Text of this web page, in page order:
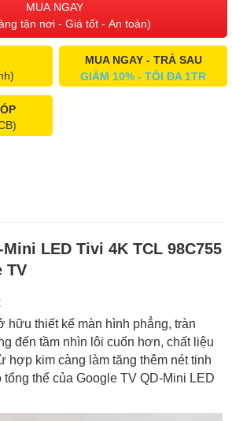
MUA NGAY
tận nơi - Giá tốt - An toàn)
MUA NGAY - TRẢ SAU
GIẢM 10% - TỐI ĐA 1TR
Mini LED Tivi 4K TCL 98C755
TV
hữu thiết kế màn hình phẳng, tràn
đến tầm nhìn lôi cuốn hơn, chất liệu
hợp kim càng làm tăng thêm nét tinh
tổng thể của Google TV QD-Mini LED